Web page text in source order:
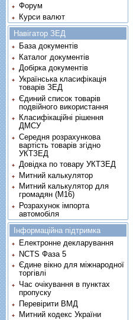
Форум
Курси валют
Навігатор ЗЕД
База документів
Каталог документів
Добірка документів
Українська класифікація
товарів ЗЕД
Єдиний список товарів
подвійного використання
Класифікаційні рішення
ДМСУ
Середня розрахункова
вартість товарів згідно
УКТЗЕД
Довідка по товару УКТЗЕД
Митний калькулятор
Митний калькулятор для
громадян (М16)
Розрахунок імпорта
автомобіля
Інформаційна підтримка
Електронне декларування
NCTS Фаза 5
Єдине вікно для міжнародної
торгівлі
Час очікування в пунктах
пропуску
Перевірити ВМД
Митний кодекс України